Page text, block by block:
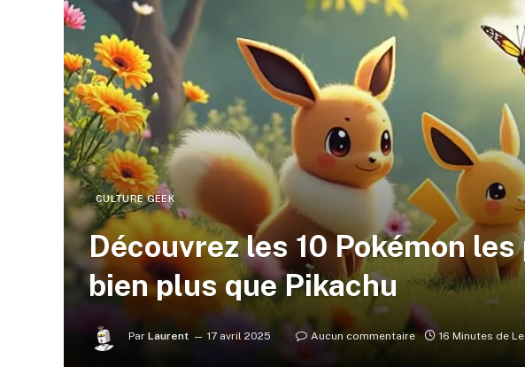
CULTURE GEEK
Découvrez les 10 Pokémon
bien plus que Pikachu
Par Laurent 17 avril 2025 Aucun commentaire 16 Minutes de